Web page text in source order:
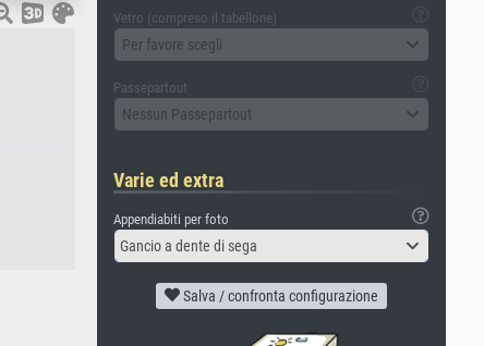
Vetro (compreso il tabellone)
Per favore scegli
Passepartout
Nessun Passepartout
Varie ed extra
Appendiabiti per foto
Gancio a dente di sega
Salva / confronta configurazione